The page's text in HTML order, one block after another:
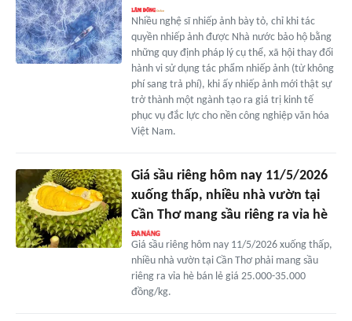
Nhiều nghệ sĩ nhiếp ảnh bày tỏ, chỉ khi tác
quyền nhiếp ảnh được Nhà nước bảo hộ bằng
những quy định pháp lý cụ thể, xã hội thay đổi
hành vi sử dụng tác phẩm nhiếp ảnh (từ không
phí sang trả phí), khi ấy nhiếp ảnh mới thật sự
trở thành một ngành tạo ra giá trị kinh tế
phục vụ đắc lực cho nền công nghiệp văn hóa
Việt Nam.
Giá sầu riêng hôm nay 11/5/2026
xuống thấp, nhiều nhà vườn tại
Cần Thơ mang sầu riêng ra vỉa hè
Giá sầu riêng hôm nay 11/5/2026 xuống thấp,
nhiều nhà vườn tại Cần Thơ phải mang sầu
riêng ra vỉa hè bán lẻ giá 25.000-35.000
đồng/kg.